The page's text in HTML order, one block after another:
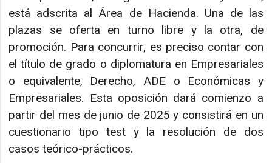
está adscrita al Área de Hacienda. Una de las
plazas se oferta en turno libre y la otra, de
promoción. Para concurrir, es preciso contar con
el título de grado o diplomatura en Empresariales
o equivalente, Derecho, ADE o Económicas y
Empresariales. Esta oposición dará comienzo a
partir del mes de junio de 2025 y consistirá en un
cuestionario tipo test y la resolución de dos
casos teórico-prácticos.